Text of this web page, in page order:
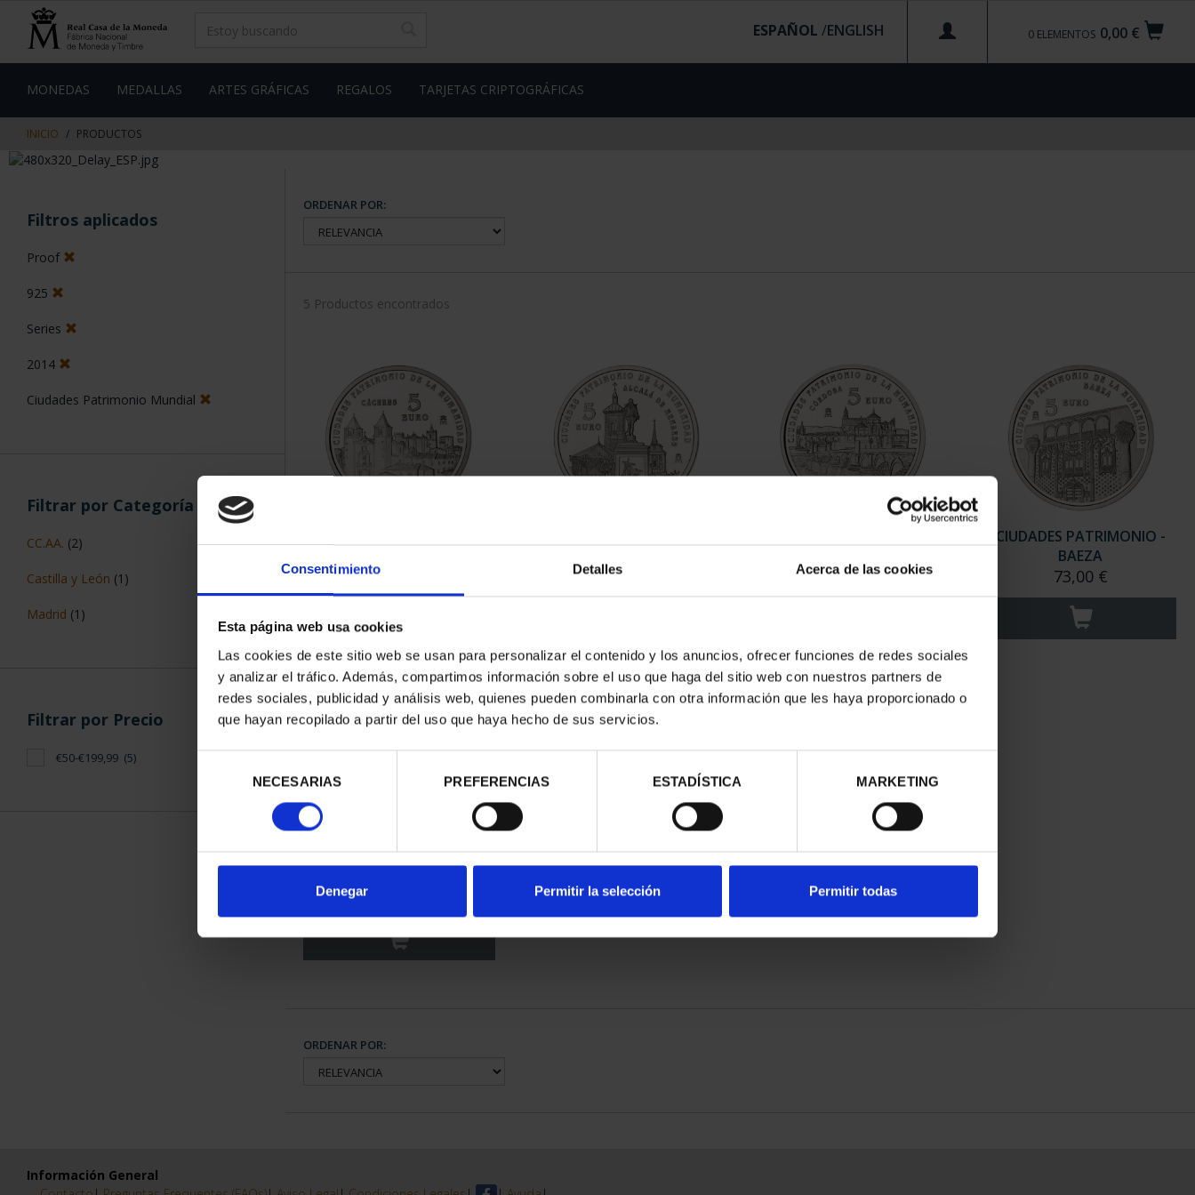
Consentimiento Detalles Acerca de las cookies
Esta página web usa cookies
Las cookies de este sitio web se usan para personalizar el contenido y los anuncios, ofrecer funciones de redes sociales
y analizar el tráfico. Además, compartimos información sobre el uso que haga del sitio web con nuestros partners de
redes sociales, publicidad y análisis web, quienes pueden combinarla con otra información que les haya proporcionado o
que hayan recopilado a partir del uso que haya hecho de sus servicios.
consentimiento
NECESARIAS PREFERENCIAS ESTADÍSTICA MARKETING
Denegar Permitir la selección Permitir todas
contenido
de
0,00 €
0 ELEMENTOS
ESPAÑOL /
MONEDAS MEDALLAS ARTES GRÁFICAS REGALOS TARJETAS CRIPTOGRÁFICAS
INICIO PRODUCTOS
Filtros aplicados
Proof
925
Series
2014
Ciudades Patrimonio Mundial
Filtrar por Categoría
CC.AA. (2)
Castilla y León (1)
Madrid (1)
Filtrar por Precio
€50-€199,99 (5)
ORDENAR POR:
5 Productos encontrados
73,00 € 73,00 € 73,00 €
CIUDADES PATRIMONIO -
BAEZA
73,00 €
CIUDADES PATRIMONIO -
ORDENAR POR:
Información General